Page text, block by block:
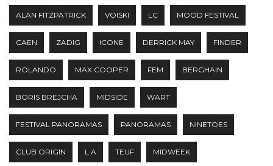
ALAN FITZPATRICK VOISKI LC MOOD FESTIVAL
CAEN ZADIG ICONE DERRICK MAY FINDER
ROLANDO MAX COOPER FEM BERGHAIN
BORIS BREJCHA MIDSIDE WART
FESTIVAL PANORAMAS PANORAMAS NINETOES
CLUB ORIGIN L.A TEUF MIDWEEK